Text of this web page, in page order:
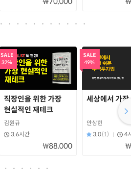
SALE
32%
직장인을 위한 가장
현실적인 재테크
김원규
3.6시간
₩88,000
SALE
49%
세상에서 가
안상현
3.0(1) 4